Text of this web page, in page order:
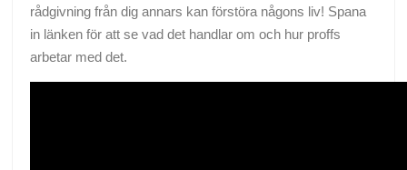
rådgivning från dig annars kan förstöra någons liv! Spana
in länken för att se vad det handlar om och hur proffs
arbetar med det.